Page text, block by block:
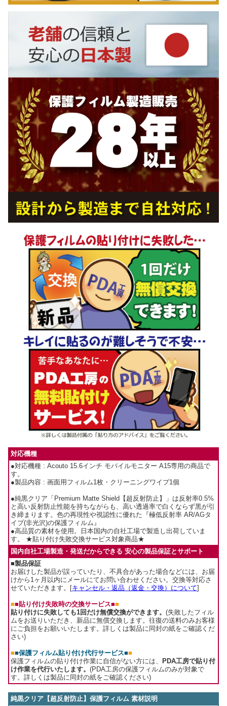
対応機種
●対応機種 : Acouto 15.6インチ モバイルモニター A15専用の商品で
す。
●製品内容 : 画面用フィルム1枚・クリーニングワイプ1個
●純黒クリア「Premium Matte Shield【超反射防止】」は反射率0.5%
と高い反射防止性能を持ちながらも、高い透過率で白くならず黒が引
き締まります。色の再現性や視認性に優れた『極低反射率 AR/AGタ
イプ(非光沢)の保護フィルム』
●高品質の素材を使用。日本国内の自社工場で製造し出荷していま
す。 ★貼り付け失敗交換サービス対象商品★
国内自社工場製造・発送だからできる 安心の製品保証とサポート
■製品保証
お届けした製品が誤っていたり、不具合があった場合などには、お届
けから1ヶ月以内にメールにてお問い合わせください。交換等対応さ
せていただきます。[キャンセル・返品（返金・交換）について]
■■貼り付け失敗時の交換サービス■■
貼り付けに失敗しても1回だけ無償交換ができます。 (失敗したフィル
ムをお送りいただき、新品に無償交換します。往復の送料のみお客様
にご負担をお願いいたします。詳しくは製品に同封の紙をご確認くだ
さい)
■■保護フィルム貼り付け代行サービス■■
保護フィルムの貼り付け作業に自信がない方には、 PDA工房で貼り付
け作業を代行いたします。 (PDA工房の保護フィルムのみが対象で
す。詳しくは製品に同封の紙をご確認ください)
純黒クリア【超反射防止】保護フィルム 素材説明